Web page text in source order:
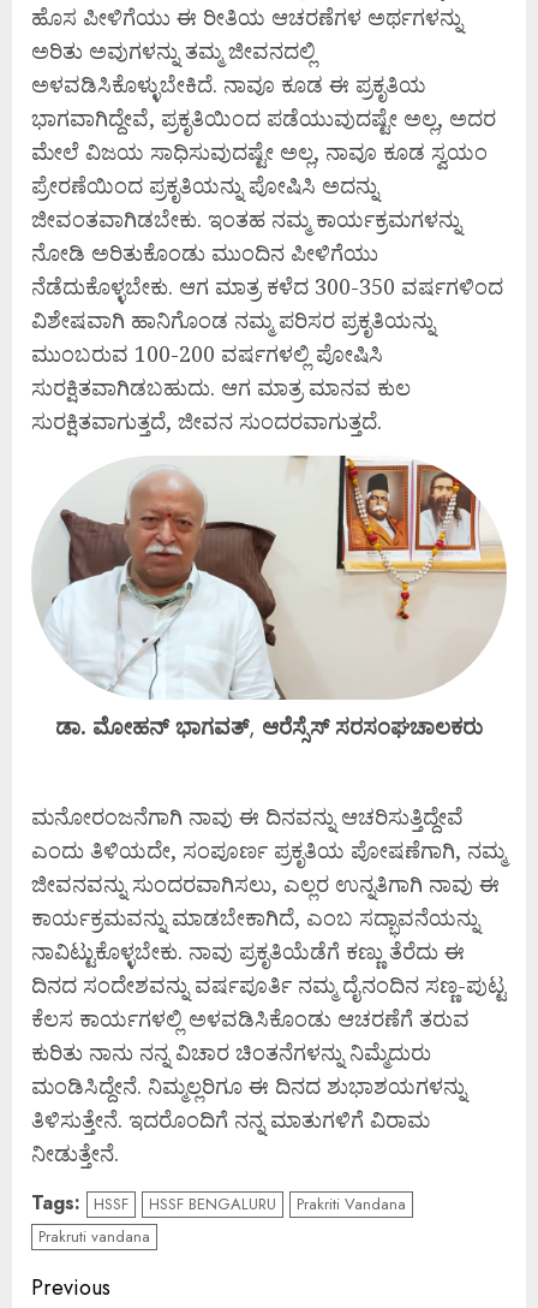
ಹೊಸ ಪೀಳಿಗೆಯು ಈ ರೀತಿಯ ಆಚರಣೆಗಳ ಅರ್ಥಗಳನ್ನು
ಅರಿತು ಅವುಗಳನ್ನು ತಮ್ಮ ಜೀವನದಲ್ಲಿ
ಅಳವಡಿಸಿಕೊಳ್ಳುಬೇಕಿದೆ. ನಾವೂ ಕೂಡ ಈ ಪ್ರಕೃತಿಯ
ಭಾಗವಾಗಿದ್ದೇವೆ, ಪ್ರಕೃತಿಯಿಂದ ಪಡೆಯುವುದಷ್ಟೇ ಅಲ್ಲ, ಅದರ
ಮೇಲೆ ವಿಜಯ ಸಾಧಿಸುವುದಷ್ಟೇ ಅಲ್ಲ, ನಾವೂ ಕೂಡ ಸ್ವಯಂ
ಪ್ರೇರಣೆಯಿಂದ ಪ್ರಕೃತಿಯನ್ನು ಪೋಷಿಸಿ ಅದನ್ನು
ಜೀವಂತವಾಗಿಡಬೇಕು. ಇಂತಹ ನಮ್ಮ ಕಾರ್ಯಕ್ರಮಗಳನ್ನು
ನೋಡಿ ಅರಿತುಕೊಂಡು ಮುಂದಿನ ಪೀಳಿಗೆಯು
ನೆಡೆದುಕೊಳ್ಳಬೇಕು. ಆಗ ಮಾತ್ರ ಕಳೆದ 300-350 ವರ್ಷಗಳಿಂದ
ವಿಶೇಷವಾಗಿ ಹಾನಿಗೊಂಡ ನಮ್ಮ ಪರಿಸರ ಪ್ರಕೃತಿಯನ್ನು
ಮುಂಬರುವ 100-200 ವರ್ಷಗಳಲ್ಲಿ ಪೋಷಿಸಿ
ಸುರಕ್ಷಿತವಾಗಿಡಬಹುದು. ಆಗ ಮಾತ್ರ ಮಾನವ ಕುಲ
ಸುರಕ್ಷಿತವಾಗುತ್ತದೆ, ಜೀವನ ಸುಂದರವಾಗುತ್ತದೆ.
ಡಾ. ಮೋಹನ್ ಭಾಗವತ್, ಆರೆಸ್ಸೆಸ್ ಸರಸಂಘಚಾಲಕರು
ಮನೋರಂಜನೆಗಾಗಿ ನಾವು ಈ ದಿನವನ್ನು ಆಚರಿಸುತ್ತಿದ್ದೇವೆ
ಎಂದು ತಿಳಿಯದೇ, ಸಂಪೂರ್ಣ ಪ್ರಕೃತಿಯ ಪೋಷಣೆಗಾಗಿ, ನಮ್ಮ
ಜೀವನವನ್ನು ಸುಂದರವಾಗಿಸಲು, ಎಲ್ಲರ ಉನ್ನತಿಗಾಗಿ ನಾವು ಈ
ಕಾರ್ಯಕ್ರಮವನ್ನು ಮಾಡಬೇಕಾಗಿದೆ, ಎಂಬ ಸದ್ಭಾವನೆಯನ್ನು
ನಾವಿಟ್ಟುಕೊಳ್ಳಬೇಕು. ನಾವು ಪ್ರಕೃತಿಯೆಡೆಗೆ ಕಣ್ಣು ತೆರೆದು ಈ
ದಿನದ ಸಂದೇಶವನ್ನು ವರ್ಷಪೂರ್ತಿ ನಮ್ಮ ದೈನಂದಿನ ಸಣ್ಣ-ಪುಟ್ಟ
ಕೆಲಸ ಕಾರ್ಯಗಳಲ್ಲಿ ಅಳವಡಿಸಿಕೊಂಡು ಆಚರಣೆಗೆ ತರುವ
ಕುರಿತು ನಾನು ನನ್ನ ವಿಚಾರ ಚಿಂತನೆಗಳನ್ನು ನಿಮ್ಮೆದುರು
ಮಂಡಿಸಿದ್ದೇನೆ. ನಿಮ್ಮಲ್ಲರಿಗೂ ಈ ದಿನದ ಶುಭಾಶಯಗಳನ್ನು
ತಿಳಿಸುತ್ತೇನೆ. ಇದರೊಂದಿಗೆ ನನ್ನ ಮಾತುಗಳಿಗೆ ವಿರಾಮ
ನೀಡುತ್ತೇನೆ.
Tags: HSSF HSSF BENGALURU
Prakriti Vandana
Prakruti vandana
Continue
Previous